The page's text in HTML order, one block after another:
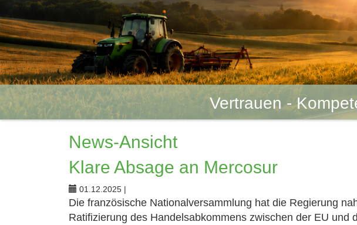
Vertrauen -
News-Ansicht
Klare Absage an Mercosur
01.12.2025 |
Die französische Nationalversammlung hat die Regierung
Ratifizierung des Handelsabkommens zwischen der EU und